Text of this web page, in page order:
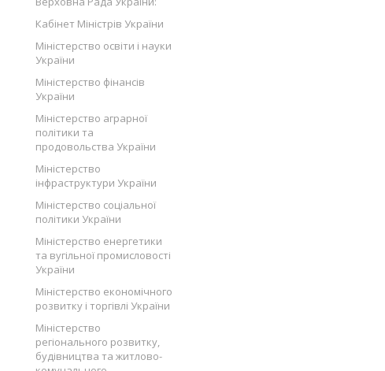
Кабінет Міністрів України
Міністерство освіти і науки
України
Міністерство фінансів
України
Міністерство аграрної
політики та
продовольства України
Міністерство
інфраструктури України
Міністерство соціальної
політики України
Міністерство енергетики
та вугільної промисловості
України
Міністерство економічного
розвитку і торгівлі України
Міністерство
регіонального розвитку,
будівництва та житлово-